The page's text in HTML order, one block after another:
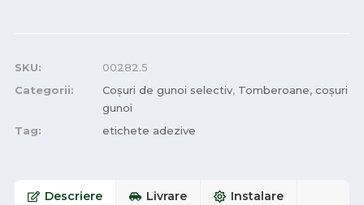
SKU:
00282.5
Categorii:
Coșuri de gunoi selectiv, Tomberoane, coșuri
gunoi
Tag:
etichete adezive
Descriere Livrare Instalare